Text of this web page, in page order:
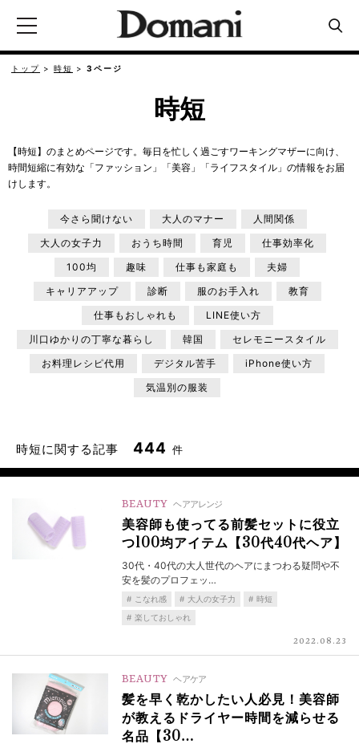
トップ 時短 3ページ
時短
【時短】のまとめページです。毎日を忙しく過ごすワーキングマザーに向け、
時間短縮に有効な「ファッション」「美容」「ライフスタイル」の情報をお届
けします。
今さら聞けない 大人のマナー
人間関係
大人の女子力
おうち時間 育児
仕事効率化
100均
趣味 仕事も家庭も
夫婦
キャリアアップ
診断 服のお手入れ
教育
仕事もおしゃれも
LINE使い方
川口ゆかりの丁寧な暮らし
韓国
セレモニースタイル
お料理レシピ代用
デジタル苦手
iPhone使い方
気温別の服装
時短に関する記事 444 件
BEAUTY ヘアアレンジ
美容師も使ってる前髪セットに役立
つ100均アイテム【30代40代ヘア】
30代・40代の大人世代のヘアにまつわる疑問や不
安を髪のプロフェッ…
こなれ感 大人の女子力
時短
楽しておしゃれ
2022.08.23
BEAUTY ヘアケア
髪を早く乾かしたい人必見！美容師
が教えるドライヤー時間を減らせる
名品【30…